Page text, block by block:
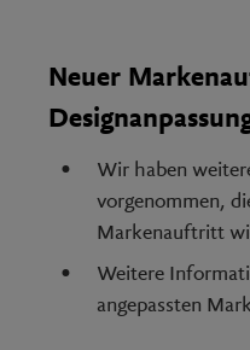
Neuer
Wir haben
vorgenommen,
Markenauftritt
Weitere
angepassten